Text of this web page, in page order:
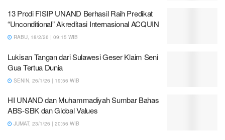
13 Prodi FISIP UNAND Berhasil Raih Predikat
“Unconditional” Akreditasi Internasional ACQUIN
RABU, 18/2/26 | 09:15 WIB
Lukisan Tangan dari Sulawesi Geser Klaim Seni
Gua Tertua Dunia
SENIN, 26/1/26 | 19:56 WIB
HI UNAND dan Muhammadiyah Sumbar Bahas
ABS-SBK dan Global Values
JUMAT, 23/1/26 | 20:56 WIB